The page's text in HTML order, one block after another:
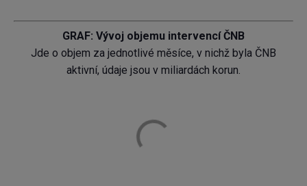
GRAF: Vývoj objemu intervencí ČNB
Jde o objem za jednotlivé měsíce, v nichž byla ČNB
aktivní, údaje jsou v miliardách korun.